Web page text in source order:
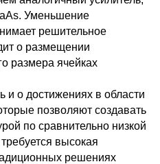
Уменьшение
решительное
о размещении
размера ячейках
и о достижениях в области
позволяют создавать
по сравнительно низкой
высокая
решениях